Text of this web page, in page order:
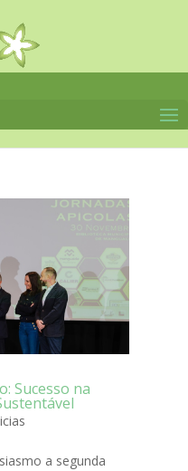
Sucesso na
a segunda